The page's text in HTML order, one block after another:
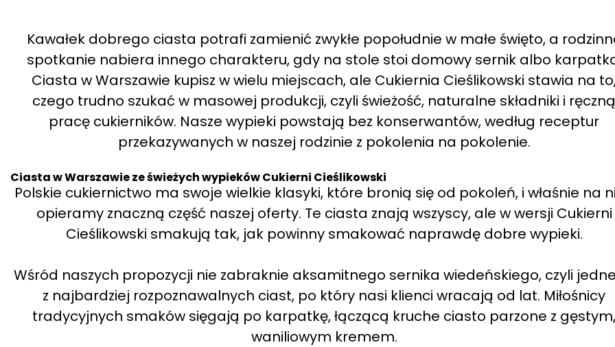
Kawałek dobrego ciasta potrafi zamienić zwykłe popołudnie w małe święto, a
spotkanie nabiera innego charakteru, gdy na stole stoi domowy sernik albo
Ciasta w Warszawie kupisz w wielu miejscach, ale Cukiernia Cieślikowski stawia na
czego trudno szukać w masowej produkcji, czyli świeżość, naturalne składniki i ręczną
pracę cukierników. Nasze wypieki powstają bez konserwantów, według receptur
przekazywanych w naszej rodzinie z pokolenia na pokolenie.
Ciasta w Warszawie ze świeżych wypieków Cukierni Cieślikowski
Polskie cukiernictwo ma swoje wielkie klasyki, które bronią się od pokoleń, i właśnie na
opieramy znaczną część naszej oferty. Te ciasta znają wszyscy, ale w wersji Cukierni
Cieślikowski smakują tak, jak powinny smakować naprawdę dobre wypieki.
Wśród naszych propozycji nie zabraknie aksamitnego sernika wiedeńskiego, czyli
z najbardziej rozpoznawalnych ciast, po który nasi klienci wracają od lat. Miłośnicy
tradycyjnych smaków sięgają po karpatkę, łączącą kruche ciasto parzone z gęstym,
waniliowym kremem.